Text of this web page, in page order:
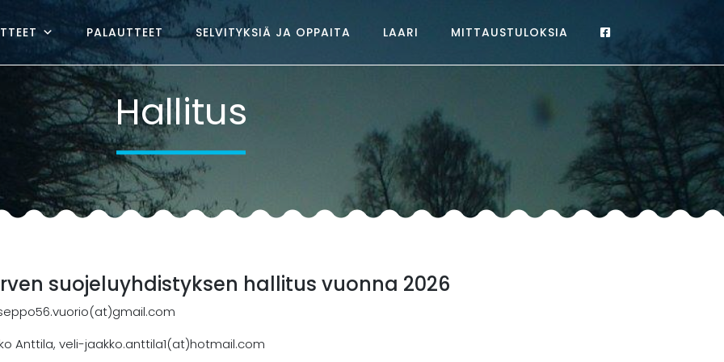
PALAUTTEET SELVITYKSIÄ JA OPPAITA LAARI MITTAUSTULOKSIA
Hallitus
suojeluyhdistyksen hallitus vuonna 2026
Anttila, veli-jaakko.anttila1(at)hotmail.com